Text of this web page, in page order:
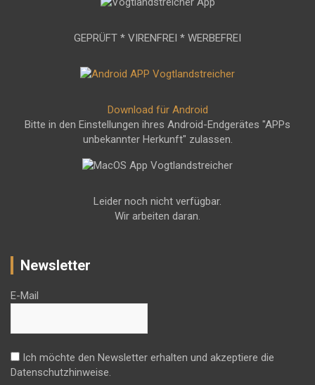
GEPRÜFT * VIRENFREI * WERBEFREI
Download für Android
Bitte in den Einstellungen ihres Android-Endgerätes "APPs
unbekannter Herkunft" zulassen.
Leider noch nicht verfügbar.
Wir arbeiten daran.
Newsletter
E-Mail
Ich möchte den Newsletter erhalten und akzeptiere die
Datenschutzhinweise.